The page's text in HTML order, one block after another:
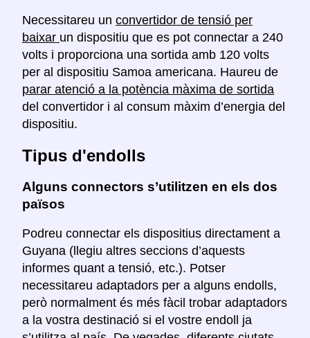
Necessitareu un convertidor de tensió per
baixar un dispositiu que es pot connectar a 240
volts i proporciona una sortida amb 120 volts
per al dispositiu Samoa americana. Haureu de
parar atenció a la potència màxima de sortida
del convertidor i al consum màxim d’energia del
dispositiu.
Tipus d'endolls
Alguns connectors s’utilitzen en els dos
països
Podreu connectar els dispositius directament a
Guyana (llegiu altres seccions d’aquests
informes quant a tensió, etc.). Potser
necessitareu adaptadors per a alguns endolls,
però normalment és més fàcil trobar adaptadors
a la vostra destinació si el vostre endoll ja